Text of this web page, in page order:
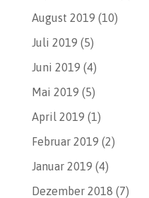
August 2019 (10)
Juli 2019 (5)
Juni 2019 (4)
Mai 2019 (5)
April 2019 (1)
Februar 2019 (2)
Januar 2019 (4)
Dezember 2018 (7)